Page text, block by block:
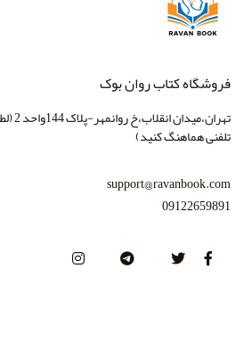
فروشگاه کتاب روان بوک
تلفنی هماهنگ کنید)
support@ravanbook.com
09122659891